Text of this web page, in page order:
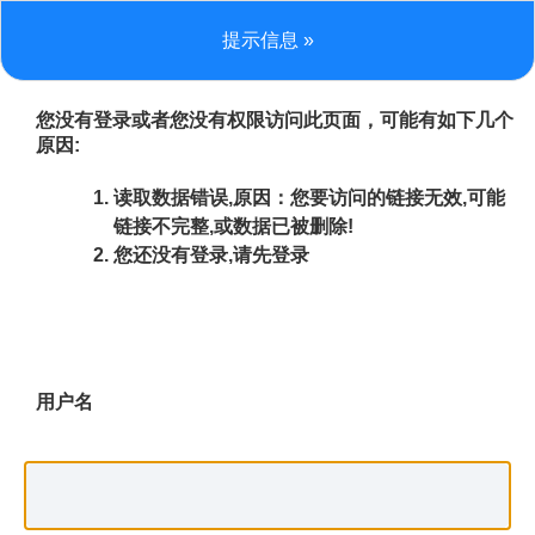
提示信息 »
您没有登录或者您没有权限访问此页面，可能有如下几个
原因:
读取数据错误,原因：您要访问的链接无效,可能
链接不完整,或数据已被删除!
您还没有登录,请先登录
用户名